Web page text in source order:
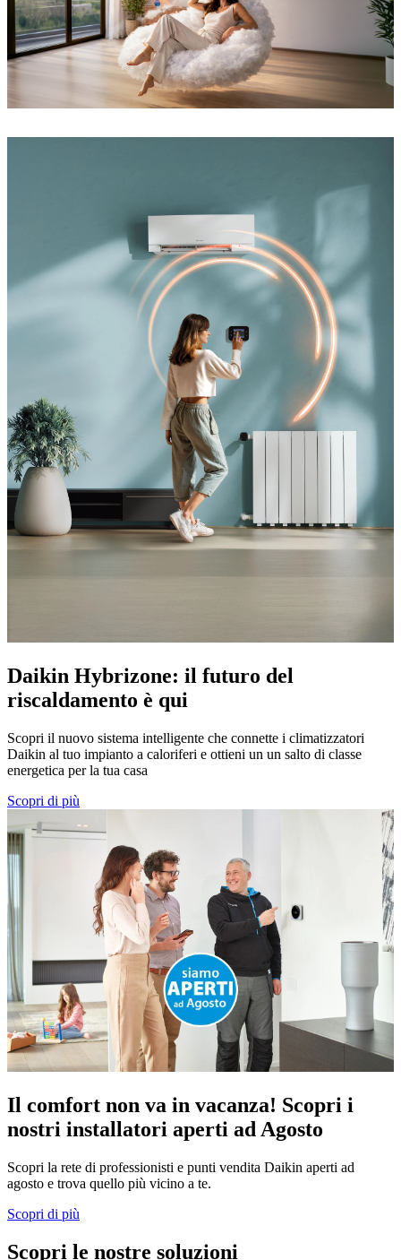
Daikin Hybrizone: il futuro del
riscaldamento è qui
Scopri il nuovo sistema intelligente che connette i climatizzatori
Daikin al tuo impianto a caloriferi e ottieni un un salto di classe
energetica per la tua casa
Scopri di più
Il comfort non va in vacanza! Scopri i
nostri installatori aperti ad Agosto
Scopri la rete di professionisti e punti vendita Daikin aperti ad
agosto e trova quello più vicino a te.
Scopri di più
Scopri le nostre soluzioni